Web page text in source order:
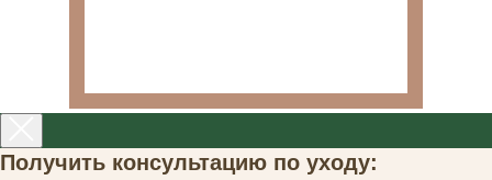
Получить консультацию по уходу: